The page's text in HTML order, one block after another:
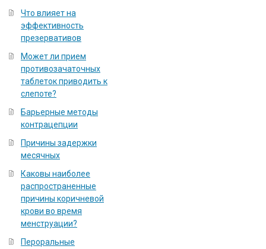
Что влияет на
эффективность
презервативов
Может ли прием
противозачаточных
таблеток приводить к
слепоте?
Барьерные методы
контрацепции
Причины задержки
месячных
Каковы наиболее
распространенные
причины коричневой
крови во время
менструации?
Пероральные